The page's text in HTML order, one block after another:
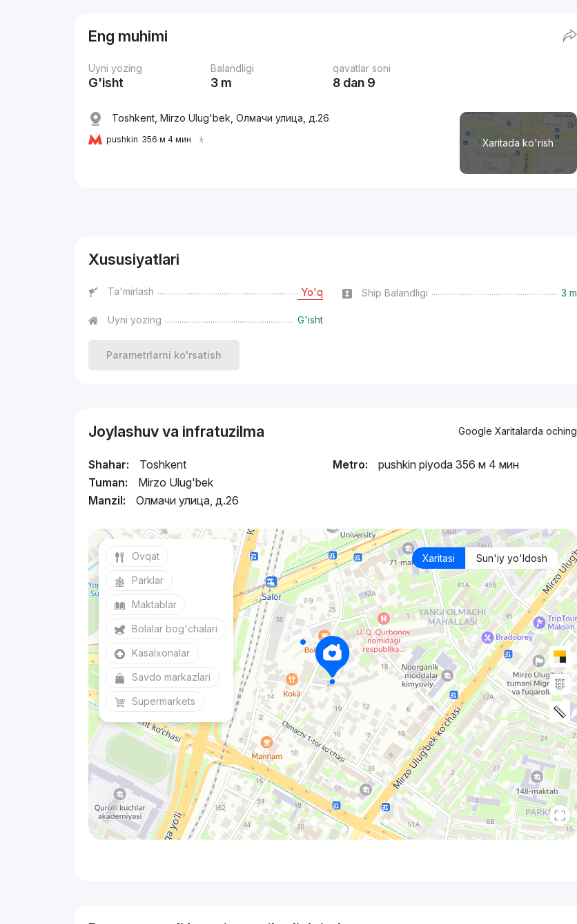
Eng muhimi
Uyni yozing
G'isht
Balandligi
3 m
qavatlar soni
8 dan 9
Xaritada ko'rish
Toshkent, Mirzo Ulug'bek, Олмачи улица, д.26
pushkin 356 м 4 мин
Xususiyatlari
Ta'mirlash Yo'q Ship Balandligi 3 m
Uyni yozing G'isht
Parametrlarni ko'rsatish
Joylashuv va infratuzilma Google Xaritalarda oching
Shahar:
Toshkent
Tuman:
Mirzo Ulug'bek
Manzil:
Олмачи улица, д.26
Metro: pushkin piyoda 356 м 4 мин
Xaritasi Sun'iy yo'ldosh
Ovqat
Parklar
Maktablar
Bolalar bog'chalari
Kasalxonalar
Savdo markazlari
Supermarkets